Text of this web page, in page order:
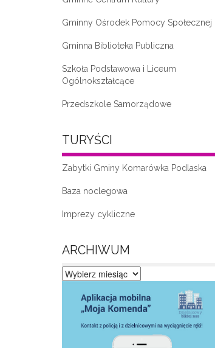
Gminny Ośrodek Pomocy Społecznej
„Moda na seniora – klub seniora w
Gminna Biblioteka Publiczna
Szkoła Podstawowa i Liceum
Ogólnokształcące
Przedszkole Samorządowe
TURYŚCI
Zabytki Gminy Komarówka Podlaska
Baza noclegowa
Imprezy cykliczne
ARCHIWUM
Archiwum